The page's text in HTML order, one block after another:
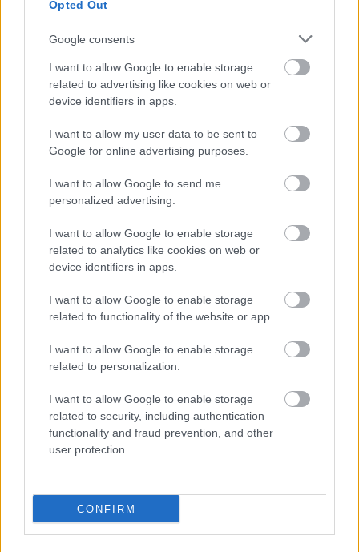
Opted Out
Google consents
I want to allow Google to enable storage
related to advertising like cookies on web or
device identifiers in apps.
I want to allow my user data to be sent to
Google for online advertising purposes.
I want to allow Google to send me
personalized advertising.
I want to allow Google to enable storage
related to analytics like cookies on web or
device identifiers in apps.
I want to allow Google to enable storage
related to functionality of the website or app.
I want to allow Google to enable storage
related to personalization.
I want to allow Google to enable storage
related to security, including authentication
functionality and fraud prevention, and other
user protection.
CONFIRM
Τα ανοιχτά μέτωπα για την ενίσχυση της
ελληνικής βιομηχανίας
TAGS: Επιτροπή Ανταγωνισμού
OB Streem
HIG
BEST OFINTERNET